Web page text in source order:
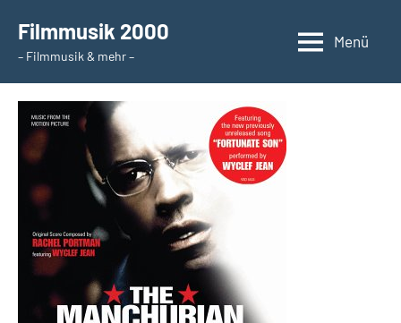
Inhalt
springen
Filmmusik 2000
– Filmmusik & mehr –
Menü